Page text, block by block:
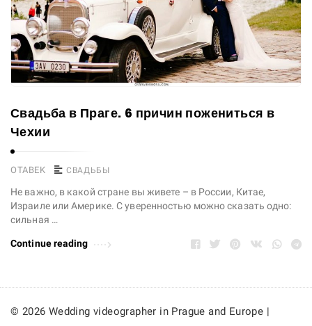
Свадьба в Праге. 6 причин пожениться в
Чехии
OTABEK СВАДЬБЫ
Не важно, в какой стране вы живете – в России, Китае,
Израиле или Америке. С уверенностью можно сказать одно:
сильная …
Continue reading
© 2026 Wedding videographer in Prague and Europe |